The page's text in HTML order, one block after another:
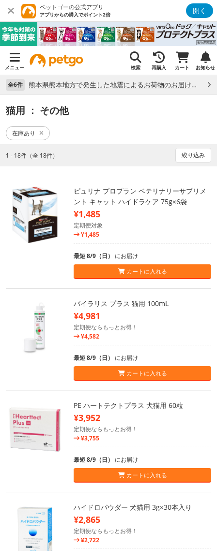
ペットゴーの公式アプリ
アプリからの購入でポイント2倍 開く
メニュー 検索 再購入 カート お知らせ
全6件 熊本県熊本地方で発生した地震によるお荷物のお届け状況について （7/28）
猫用 ： その他
在庫あり
1 - 18件（全 18件） 絞り込み
ピュリナ プロプラン ベテリナリーサプリメ
ント キャット ハイドラケア 75g×6袋
¥1,485
定期便対象
¥1,485
最短 8/9（日） にお届け
カートに入れる
バイラリス プラス 猫用 100mL
¥4,981
定期便ならもっとお得！
¥4,582
最短 8/9（日） にお届け
カートに入れる
PE ハートテクトプラス 犬猫用 60粒
¥3,952
定期便ならもっとお得！
¥3,755
最短 8/9（日） にお届け
カートに入れる
ハイドロパウダー 犬猫用 3g×30本入り
¥2,865
定期便ならもっとお得！
¥2,722